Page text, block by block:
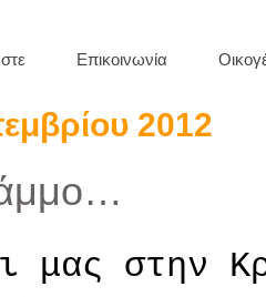
Επικοινωνία
2012
μας στην